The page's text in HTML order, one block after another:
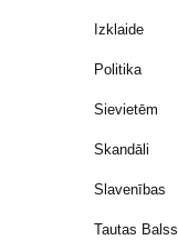
Izklaide
Politika
Sievietēm
Skandāli
Slavenības
Tautas Balss